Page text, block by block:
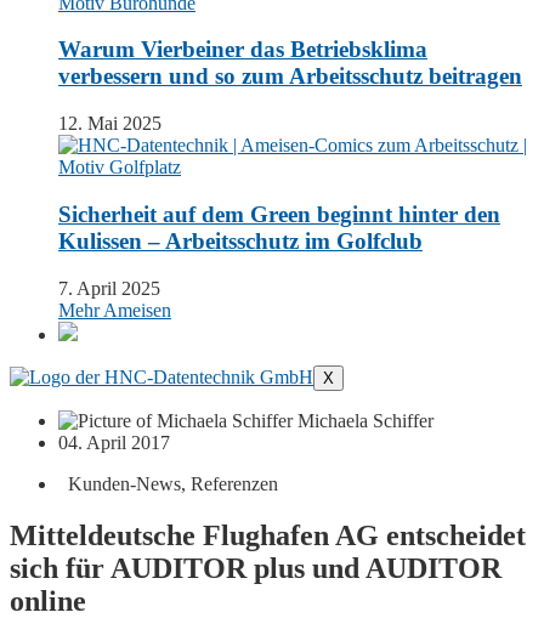
Warum Vierbeiner das Betriebsklima
verbessern und so zum Arbeitsschutz beitragen
12. Mai 2025
Sicherheit auf dem Green beginnt hinter den
Kulissen – Arbeitsschutz im Golfclub
7. April 2025
Mehr Ameisen
X
Michaela Schiffer
04. April 2017
Kunden-News, Referenzen
Mitteldeutsche Flughafen AG entscheidet
sich für AUDITOR plus und AUDITOR
online